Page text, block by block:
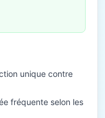
unique contre
fréquente selon les